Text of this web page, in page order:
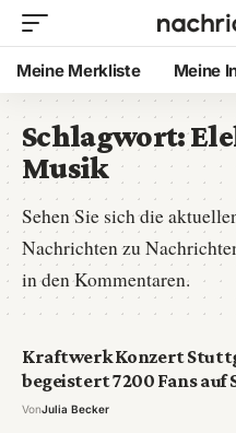
Meine Merkliste Meine
Schlagwort:
Musik
Sehen Sie sich die
Nachrichten zu
in den Kommentaren.
Kraftwerk Konzert
begeistert 7200 Fans auf
VonJulia Becker